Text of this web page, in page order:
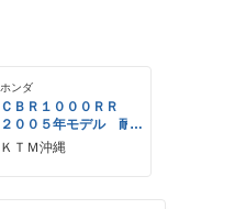
ホンダ
ＣＢＲ１０００ＲＲ
２００５年モデル 耐
久カウル仕様
ＫＴＭ沖縄